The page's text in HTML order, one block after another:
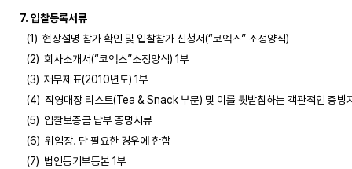
7. 입찰등록서류
   (1)  현장설명 참가 확인 및 입찰참가 신청서(“코엑스” 소정양식)
   (2)  회사소개서(“코엑스”소정양식) 1부
   (3)  재무제표(2010년도) 1부
(4)  직영매장 리스트(Tea & Snack 부문) 및 이를 뒷받침하는 객관적인 증빙
   (5)  입찰보증금 납부 증명서류
   (6)  위임장. 단 필요한 경우에 한함
   (7)  법인등기부등본 1부